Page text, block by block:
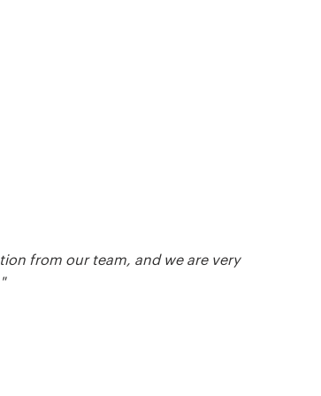
from our team, and we are very